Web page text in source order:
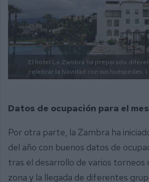
El hotel La Zambra ha preparado
celebrar la Navidad con sus huéspedes.
Datos de ocupación para el
Por otra parte, la Zambra ha
del año con buenos datos de
tras el desarrollo de varios torneos
zona y la llegada de diferentes